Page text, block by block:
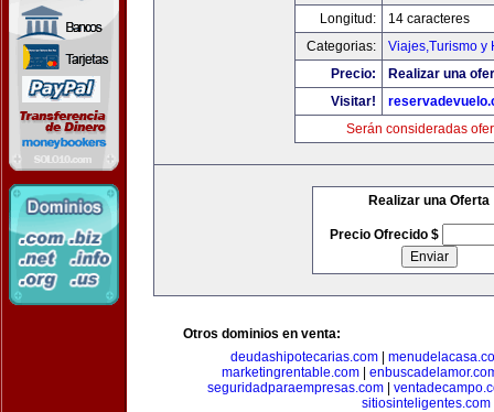
Longitud:
14 caracteres
Categorias:
Viajes,Turismo y
Precio:
Realizar una
Visitar!
Serán consideradas
Realizar una Oferta
Precio Ofrecido $
Otros dominios en venta:
deudashipotecarias.com|
marketingrentable.com|
seguridadparaempresas.com
sitiosinteligentes.com